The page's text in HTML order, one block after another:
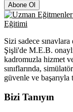
Abone Ol
Sizi sadece
Şişli'de M.E.B.
kadromuzla hizmet
sınıflarında,
güvenle ve başarıyla
Bizi Tanıyın